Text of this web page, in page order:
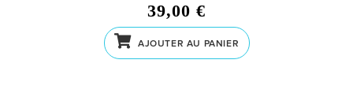
CARTES CADEAUX
IDÉE CADEAUX
39,00 €
AJOUTER AU PANIER